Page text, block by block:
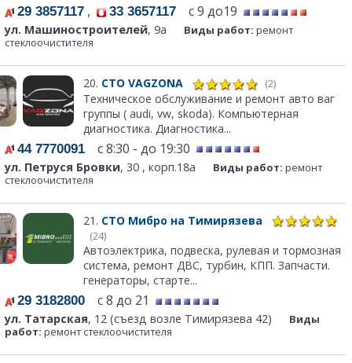
29 3857117 , 33 3657117 с 9 до19
ул. Машиностроителей, 9а Виды работ: ремонт
стеклоочистителя
20. СТО VAGZONA (2)
Техническое обслуживание и ремонт авто ваг
группы ( audi, vw, skoda). Компьютерная
диагностика. Диагностика...
44 7770091 с 8:30 - до 19:30
ул. Петруся Бровки, 30 , корп.18a Виды работ: ремонт
стеклоочистителя
21. СТО Мибро на Тимирязева
(24)
Автоэлектрика, подвеска, рулевая и тормозная
система, ремонт ДВС, турбин, КПП. Запчасти.
генераторы, старте...
29 3182800 с 8 до 21
ул. Татарская, 12 (съезд возле Тимирязева 42)
Виды
работ: ремонт стеклоочистителя